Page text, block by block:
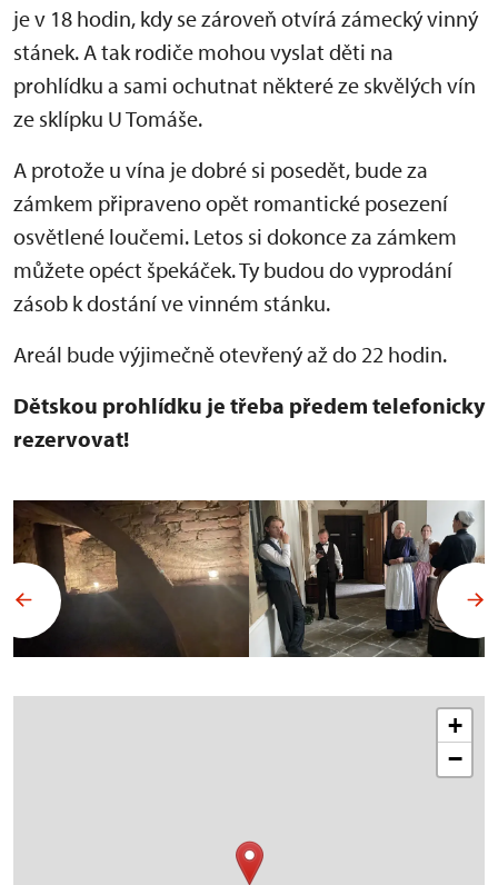
je v 18 hodin, kdy se zároveň otvírá zámecký vinný
stánek. A tak rodiče mohou vyslat děti na
prohlídku a sami ochutnat některé ze skvělých vín
ze sklípku U Tomáše.
A protože u vína je dobré si posedět, bude za
zámkem připraveno opět romantické posezení
osvětlené loučemi. Letos si dokonce za zámkem
můžete opéct špekáček. Ty budou do vyprodání
zásob k dostání ve vinném stánku.
Areál bude výjimečně otevřený až do 22 hodin.
Dětskou prohlídku je třeba předem telefonicky
rezervovat!
+
−